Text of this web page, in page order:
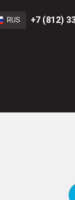
RUS +7 (812)